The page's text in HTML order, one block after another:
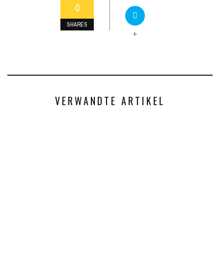
0
SHARES
+
VERWANDTE ARTIKEL